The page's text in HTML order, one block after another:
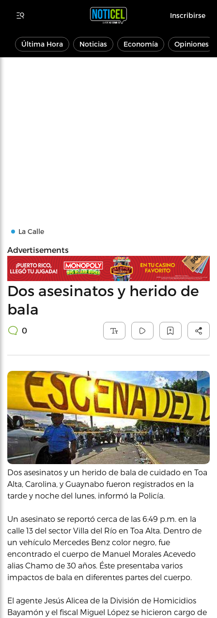
Inscribirse
Última Hora Noticias Economía Opiniones
La Calle
Advertisements
Dos asesinatos y herido de
bala
0
Dos asesinatos y un herido de bala de cuidado en Toa
Alta, Carolina, y Guaynabo fueron registrados en la
tarde y noche del lunes, informó la Policía.
Un asesinato se reportó cerca de las 6:49 p.m. en la
calle 13 del sector Villa del Río en Toa Alta. Dentro de
un vehículo Mercedes Benz color negro, fue
encontrado el cuerpo de Manuel Morales Acevedo
alias Chamo de 30 años. Éste presentaba varios
impactos de bala en diferentes partes del cuerpo.
El agente Jesús Alicea de la División de Homicidios
Bayamón y el fiscal Miguel López se hicieron cargo de